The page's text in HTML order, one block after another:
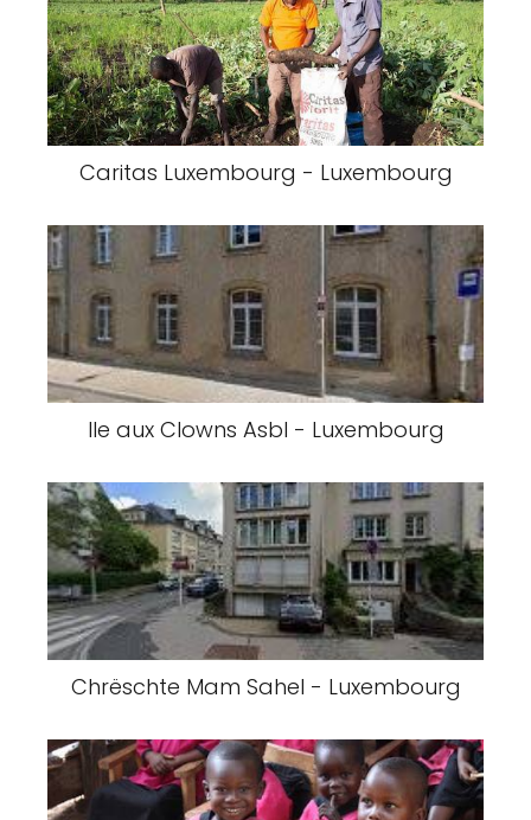
Caritas Luxembourg - Luxembourg
Ile aux Clowns Asbl - Luxembourg
Chrëschte Mam Sahel - Luxembourg